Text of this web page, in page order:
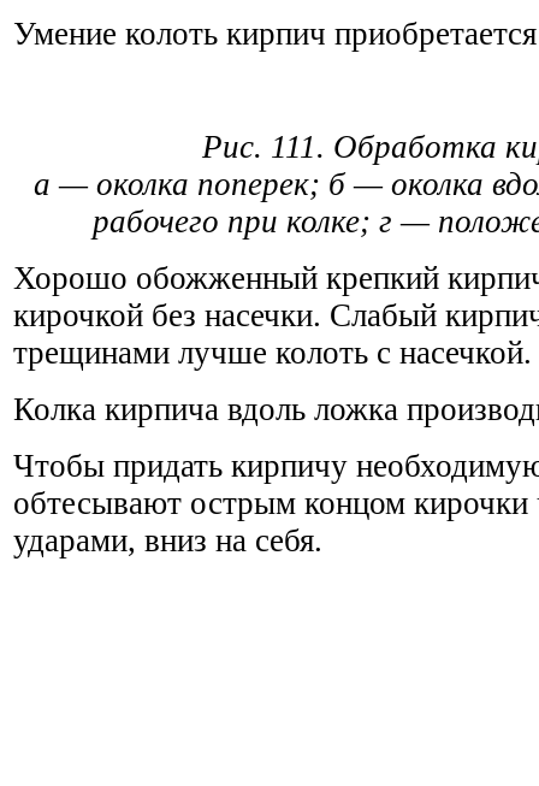
Умение колоть кирпич
Рис. 111. Обработка
а — околка поперек; б — околка
рабочего при колке; г —
Хорошо обожженный крепкий
кирочкой без насечки. Слабый
трещинами лучше колоть с насечкой.
Колка кирпича вдоль ложка
Чтобы придать кирпичу
обтесывают острым концом
ударами, вниз на себя.